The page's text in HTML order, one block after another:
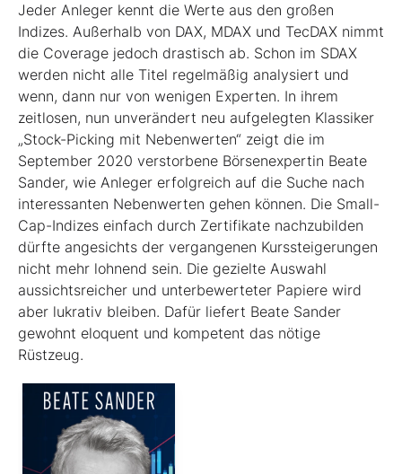
Jeder Anleger kennt die Werte aus den großen
Indizes. Außerhalb von DAX, MDAX und TecDAX nimmt
die Coverage jedoch drastisch ab. Schon im SDAX
werden nicht alle Titel regel­mäßig analysiert und
wenn, dann nur von wenigen Experten. In ihrem
zeitlosen, nun unverändert neu aufgelegten Klassiker
„Stock-Picking mit Nebenwerten“ zeigt die im
September 2020 verstorbene Börsenexpertin Beate
Sander, wie Anleger erfolgreich auf die Suche nach
interessanten Nebenwerten gehen können. Die Small-
Cap-Indizes einfach durch Zertifikate nachzubilden
dürfte angesichts der vergangenen Kurssteiger­ungen
nicht mehr lohnend sein. Die gezielte Auswahl
aussichtsreicher und unterbewerteter Papiere wird
aber lukrativ bleiben. Dafür liefert Beate Sander
gewohnt eloquent und kompetent das nötige
Rüstzeug.